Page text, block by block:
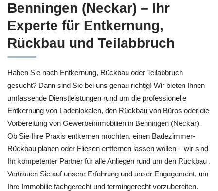
Benningen (Neckar) – Ihr
Experte für Entkernung,
Rückbau und Teilabbruch
Haben Sie nach Entkernung, Rückbau oder Teilabbruch
gesucht? Dann sind Sie bei uns genau richtig! Wir bieten Ihnen
umfassende Dienstleistungen rund um die professionelle
Entkernung von Ladenlokalen, den Rückbau von Büros oder die
Vorbereitung von Gewerbeimmobilien in Benningen (Neckar).
Ob Sie Ihre Praxis entkernen möchten, einen Badezimmer-
Rückbau planen oder Fliesen entfernen lassen wollen – wir sind
Ihr kompetenter Partner für alle Anliegen rund um den Rückbau .
Vertrauen Sie auf unsere Erfahrung und unser Engagement, um
Ihre Immobilie fachgerecht und termingerecht vorzubereiten.